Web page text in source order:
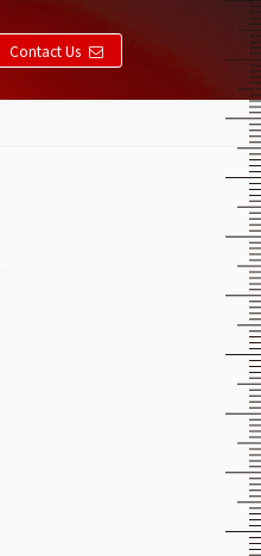
Contact Us